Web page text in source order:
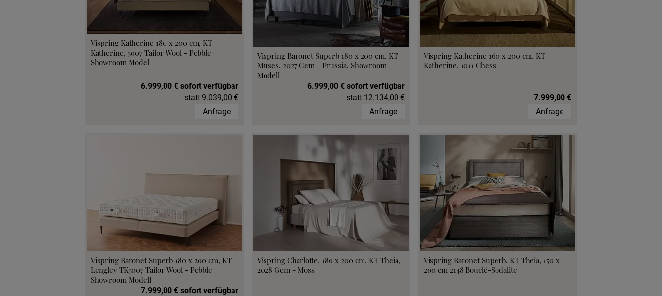
Probeschlafen im Hotel
Vispring Katherine 180 x 200 cm, KT
Katherine, 5007 Tailor Wool - Pebble
Showroom Model
6.999,00 € sofort verfügbar
statt 9.039,00 €
Anfrage
Vispring Baronet Superb 180 x 200 cm, KT
Muses, 2027 Gem - Prussia, Showroom
Modell
6.999,00 € sofort verfügbar
statt12.134,00 €
Anfrage
Vispring Katherine 160 x 200 cm, KT
Katherine, 1011 Chess
7.999,00 €
Anfrage
Vispring Baronet Superb 180 x 200 cm, KT
Lengley TK5007 Tailor Wool - Pebble
Showroom Modell
7.999,00 € sofort verfügbar
Vispring Charlotte, 180 x 200 cm, KT Theia,
2028 Gem - Moss
Vispring Baronet Superb, KT Theia, 150 x
200 cm 2148 Bouclé-Sodalite